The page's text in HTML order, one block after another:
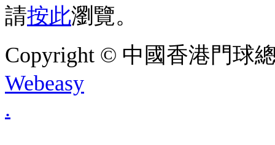
請按此瀏覽。
Copyright © 中國香港門球
Webeasy
.